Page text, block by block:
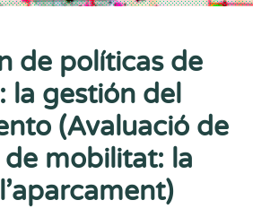
de políticas de
la gestión del
(Avaluació de
mobilitat: la